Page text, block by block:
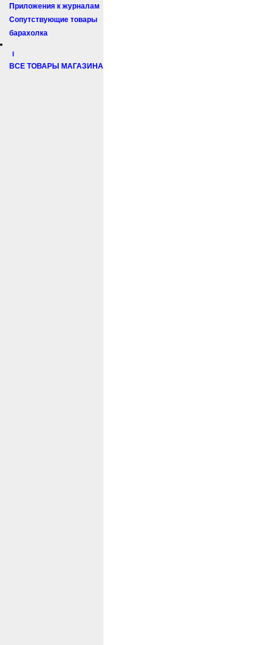
Приложения к журналам
Сопутствующие товары
барахолка
I
ВСЕ ТОВАРЫ МАГАЗИНА